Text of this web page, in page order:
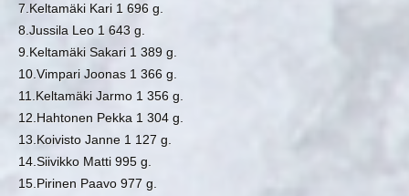
7.Keltamäki Kari 1 696 g.
8.Jussila Leo 1 643 g.
9.Keltamäki Sakari 1 389 g.
10.Vimpari Joonas 1 366 g.
11.Keltamäki Jarmo 1 356 g.
12.Hahtonen Pekka 1 304 g.
13.Koivisto Janne 1 127 g.
14.Siivikko Matti 995 g.
15.Pirinen Paavo 977 g.